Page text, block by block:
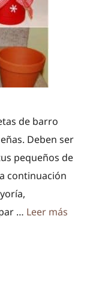
de barro
Deben ser
pequeños de
continuación
… Leer más